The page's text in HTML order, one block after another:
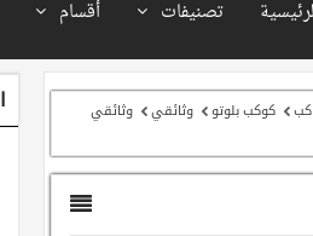
تصنيفات أقسام
كوكب بلوتو وثائقي
وثائقي